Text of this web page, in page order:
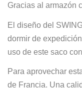
Gracias al armazón
El diseño del
dormir de
uso de este saco
Para aprovechar
de Francia. Una